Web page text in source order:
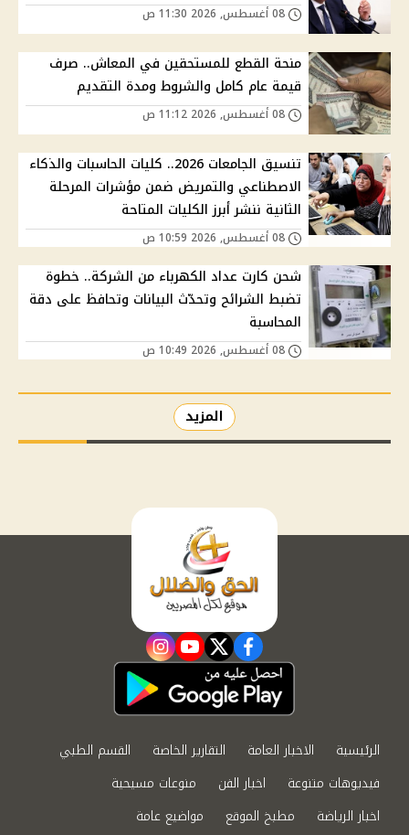
منحة القطع للمستحقين في المعاش.. صرف
قيمة عام كامل والشروط ومدة التقديم
تنسيق الجامعات 2026.. كليات الحاسبات والذكاء
الاصطناعي والتمريض ضمن مؤشرات المرحلة
الثانية ننشر أبرز الكليات المتاحة
شحن كارت عداد الكهرباء من الشركة.. خطوة
تضبط الشرائح وتحدّث البيانات وتحافظ على دقة
المحاسبة
المزيد
facebook
twitter
youtube
instagram
الرئيسية الاخبار العامة التقارير الخاصة
القسم الطبي
فيديوهات متنوعة
اخبار الفن
منوعات مسيحية
اخبار الرياضة
مطبخ الموقع مواضيع عامة